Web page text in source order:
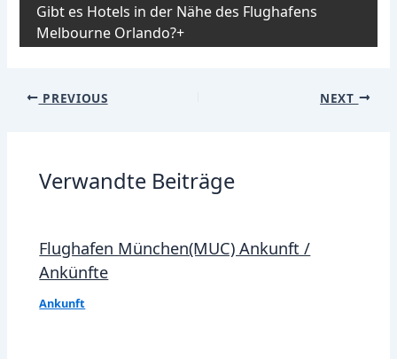
Gibt es Hotels in der Nähe des Flughafens
Melbourne Orlando?
Post
PREVIOUS NEXT
Verwandte Beiträge
Flughafen München(MUC) Ankunft /
Ankünfte
Ankunft